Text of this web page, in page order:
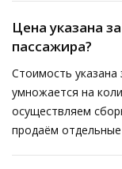
Цена указана
пассажира?
Стоимость
умножается на
осуществляем
продаём